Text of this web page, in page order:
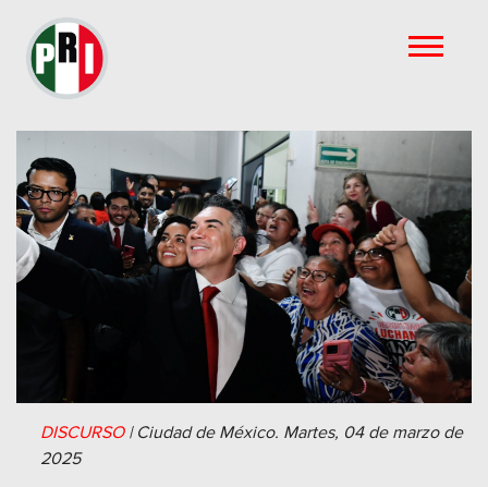
DISCURSO| Ciudad de México. Martes, 04 de marzo de
2025